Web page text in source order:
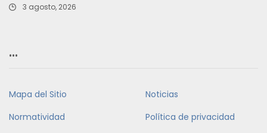
3 agosto, 2026
…
Mapa del Sitio
Noticias
Normatividad
Política de privacidad